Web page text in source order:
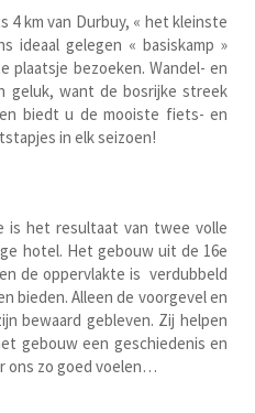
4 km van Durbuy, « het kleinste
ideaal gelegen « basiskamp »
plaatsje bezoeken. Wandel- en
geluk, want de bosrijke streek
biedt u de mooiste fiets- en
in elk seizoen!
is het resultaat van twee volle
hotel. Het gebouw uit de 16e
de oppervlakte is verdubbeld
bieden. Alleen de voorgevel en
bewaard gebleven. Zij helpen
gebouw een geschiedenis en
ons zo goed voelen…